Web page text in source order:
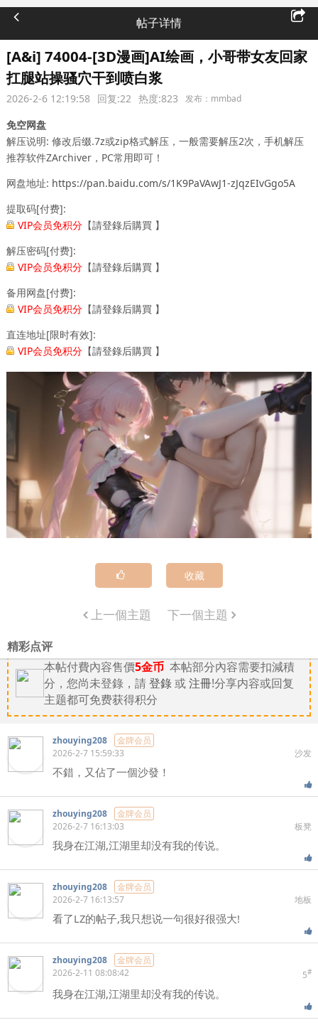
帖子详情
[A&i] 74004-[3D漫画]AI绘画，小哥带女友回家
扛腿站操骚穴干到喷白浆
2026-2-6 12:19:58 回复:22 热度:823 发布：mmbad
免空网盘
解压说明: 修改后缀.7z或zip格式解压，一般需要解压2次，手机解压
推荐软件ZArchiver，PC常用即可！
网盘地址: https://pan.baidu.com/s/1K9PaVAwJ1-zJqzEIvGgo5A
提取码[付费]:
VIP会员免积分【請登錄后購買 】
解压密码[付费]:
VIP会员免积分【請登錄后購買 】
备用网盘[付费]:
VIP会员免积分【請登錄后購買 】
直连地址[限时有效]:
VIP会员免积分【請登錄后購買 】
收藏
上一個主題 下一個主題
精彩点评
本帖付費內容售價5金币 本帖部分內容需要扣減積
分，您尚未登錄，請登錄或注冊!分享内容或回复
主题都可免费获得积分
zhouying208
金牌会员
沙发
2026-2-7 15:59:33
不錯，又佔了一個沙發！
zhouying208
金牌会员
板凳
2026-2-7 16:13:03
我身在江湖,江湖里却没有我的传说。
zhouying208
金牌会员
地板
2026-2-7 16:13:57
看了LZ的帖子,我只想说一句很好很强大!
zhouying208
金牌会员
5#
2026-2-11 08:08:42
我身在江湖,江湖里却没有我的传说。